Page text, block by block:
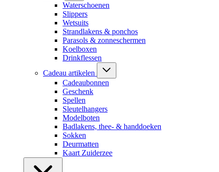
Waterschoenen
Slippers
Wetsuits
Strandlakens & ponchos
Parasols & zonneschermen
Koelboxen
Drinkflessen
Cadeau artikelen
Cadeaubonnen
Geschenk
Spellen
Sleutelhangers
Modelboten
Badlakens, thee- & handdoeken
Sokken
Deurmatten
Kaart Zuiderzee